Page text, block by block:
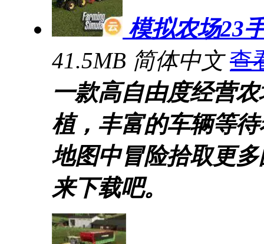
模拟农场23
41.5MB 简体中文 查
一款高自由度经营
植，丰富的车辆等
地图中冒险拾取更
来下载吧。